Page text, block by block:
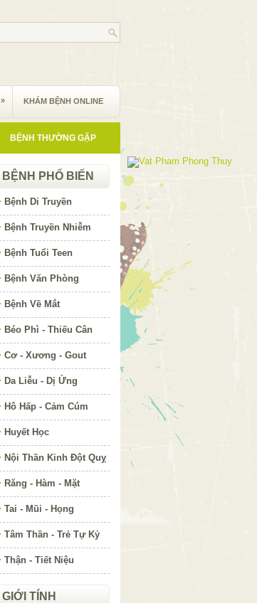
» KHÁM BỆNH ONLINE
BỆNH THƯỜNG GẶP
BỆNH PHỔ BIẾN
Bệnh Di Truyền
Bệnh Truyền Nhiễm
Bệnh Tuổi Teen
Bệnh Văn Phòng
Bệnh Về Mắt
Béo Phì - Thiếu Cân
Cơ - Xương - Gout
Da Liễu - Dị Ứng
Hô Hấp - Cảm Cúm
Huyết Học
Nội Thần Kinh Đột Quỵ
Răng - Hàm - Mặt
Tai - Mũi - Họng
Tâm Thần - Trẻ Tự Kỷ
Thận - Tiết Niệu
GIỚI TÍNH